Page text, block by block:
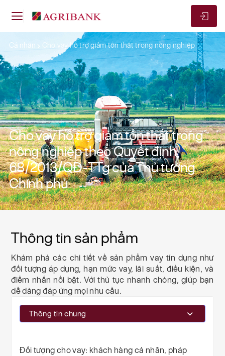
Cá nhân Cho vay hỗ trợ giảm tổn thất trong nông nghiệp
Cho vay hỗ trợ giảm tổn thất trong
nông nghiệp theo Quyết định
68/2013/QĐ-TTg của Thủ tướng
Chính phủ
Thông tin sản phẩm
Khám phá các chi tiết về sản phẩm vay tín dụng như
đối tượng áp dụng, hạn mức vay, lãi suất, điều kiện, và
điểm nhấn nổi bật. Với thủ tục nhanh chóng, giúp bạn
dễ dàng đáp ứng mọi nhu cầu.
Thông tin chung
Đối tượng cho vay: khách hàng cá nhân, pháp